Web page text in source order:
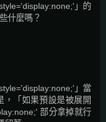
」的
什麼嗎？
」當
，「如果預設是被展開
部分拿掉就行